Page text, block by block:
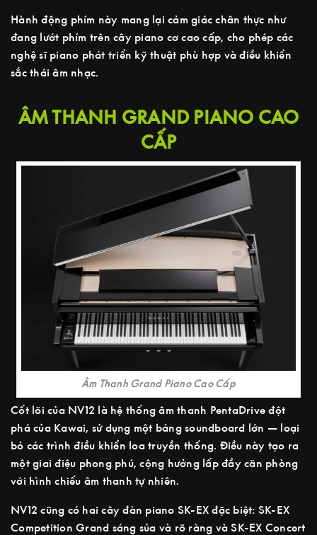
Hành động phím này mang lại cảm giác chân thực như
đang lướt phím trên cây piano cơ cao cấp, cho phép các
nghệ sĩ piano phát triển kỹ thuật phù hợp và điều khiển
sắc thái âm nhạc.
ÂM THANH GRAND PIANO CAO
CẤP
Âm Thanh Grand Piano Cao Cấp
Cốt lõi của NV12 là hệ thống âm thanh PentaDrive đột
phá của Kawai, sử dụng một bảng soundboard lớn — loại
bỏ các trình điều khiển loa truyền thống. Điều này tạo ra
một giai điệu phong phú, cộng hưởng lấp đầy căn phòng
với hình chiếu âm thanh tự nhiên.
NV12 cũng có hai cây đàn piano SK-EX đặc biệt: SK-EX
Competition Grand sáng sủa và rõ ràng và SK-EX Concert